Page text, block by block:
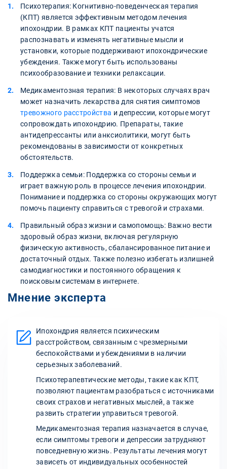
Психотерапия: Когнитивно-поведенческая терапия
(КПТ) является эффективным методом лечения
ипохондрии. В рамках КПТ пациенты учатся
распознавать и изменять негативные мысли и
установки, которые поддерживают ипохондрические
убеждения. Также могут быть использованы
психообразование и техники релаксации.
Медикаментозная терапия: В некоторых случаях врач
может назначить лекарства для снятия симптомов
тревожного расстройства и депрессии, которые могут
сопровождать ипохондрию. Препараты, такие
антидепрессанты или анксиолитики, могут быть
рекомендованы в зависимости от конкретных
обстоятельств.
Поддержка семьи: Поддержка со стороны семьи и
играет важную роль в процессе лечения ипохондрии.
Понимание и поддержка со стороны окружающих могут
помочь пациенту справиться с тревогой и страхами.
Правильный образ жизни и самопомощь: Важно вести
здоровый образ жизни, включая регулярную
физическую активность, сбалансированное питание и
достаточный отдых. Также полезно избегать излишней
самодиагностики и постоянного обращения к
поисковым системам в интернете.
Мнение эксперта
Ипохондрия является психическим
расстройством, связанным с чрезмерными
беспокойствами и убеждениями в наличии
серьезных заболеваний.
Психотерапевтические методы, такие как КПТ,
позволяют пациентам разобраться с источниками
своих страхов и негативных мыслей, а также
развить стратегии управиться тревогой.
Медикаментозная терапия назначается в случае,
если симптомы тревоги и депрессии затрудняют
повседневную жизнь. Результаты лечения могут
зависеть от индивидуальных особенностей